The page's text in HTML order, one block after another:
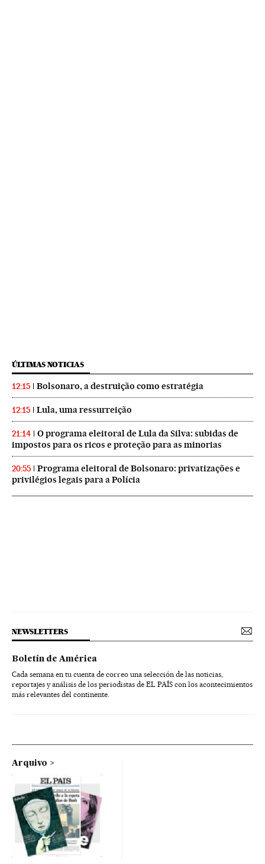
ÚLTIMAS NOTICIAS
12:15 Bolsonaro, a destruição como estratégia
12:15 Lula, uma ressurreição
21:14
O programa eleitoral de Lula da Silva: subidas de
impostos para os ricos e proteção para as minorias
20:55
Programa eleitoral de Bolsonaro: privatizações e
privilégios legais para a Polícia
NEWSLETTERS
Boletín de América
Cada semana en tu cuenta de correo una selección de las noticias,
reportajes y análisis de los periodistas de EL PAÍS con los acontecimientos
más relevantes del continente.
Arquivo